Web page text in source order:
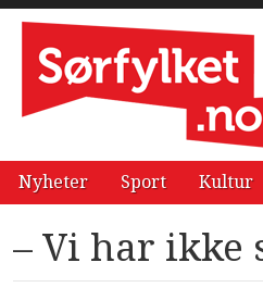
Nyheter Sport Kultur
– Vi har ikke